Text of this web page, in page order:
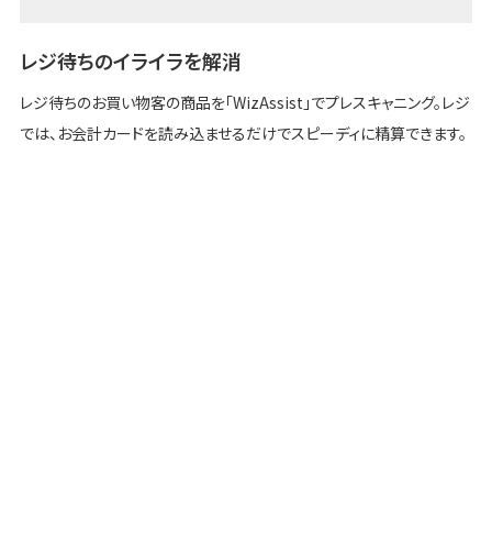
レジ待ちのイライラを解消
レジ待ちのお買い物客の商品を「WizAssist」でプレスキャニング。レジ
では、お会計カードを読み込ませるだけでスピーディに精算できます。